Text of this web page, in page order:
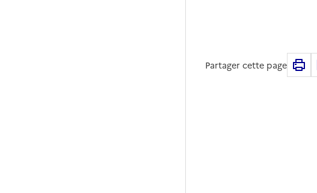
Partager cette page